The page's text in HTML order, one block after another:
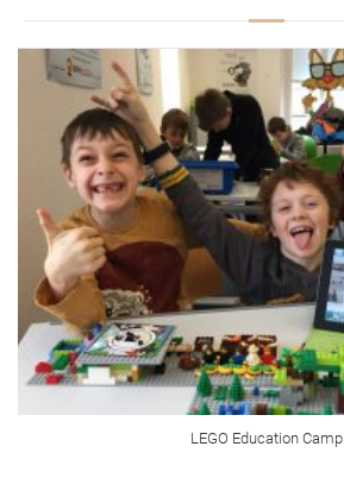
LEGO Education Camp